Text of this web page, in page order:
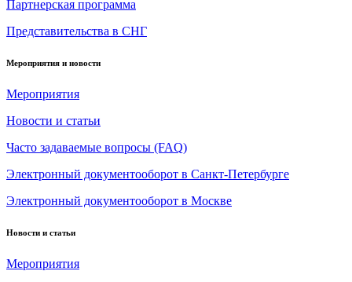
Партнерская программа
Представительства в СНГ
Мероприятия и новости
Мероприятия
Новости и статьи
Часто задаваемые вопросы (FAQ)
Электронный документооборот в Санкт-Петербурге
Электронный документооборот в Москве
Новости и статьи
Мероприятия